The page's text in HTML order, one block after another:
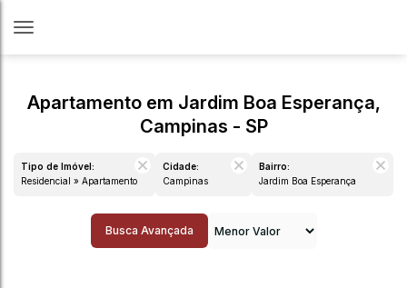
Apartamento em Jardim Boa Esperança,
Campinas - SP
Tipo de Imóvel:
Residencial » Apartamento
Cidade:
Campinas
Bairro:
Jardim Boa Esperança
Busca Avançada